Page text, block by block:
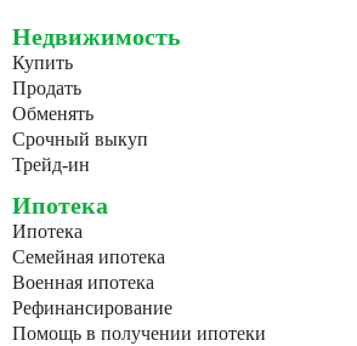
Недвижимость
Купить
Продать
Обменять
Срочный выкуп
Трейд-ин
Ипотека
Ипотека
Семейная ипотека
Военная ипотека
Рефинансирование
Помощь в получении ипотеки